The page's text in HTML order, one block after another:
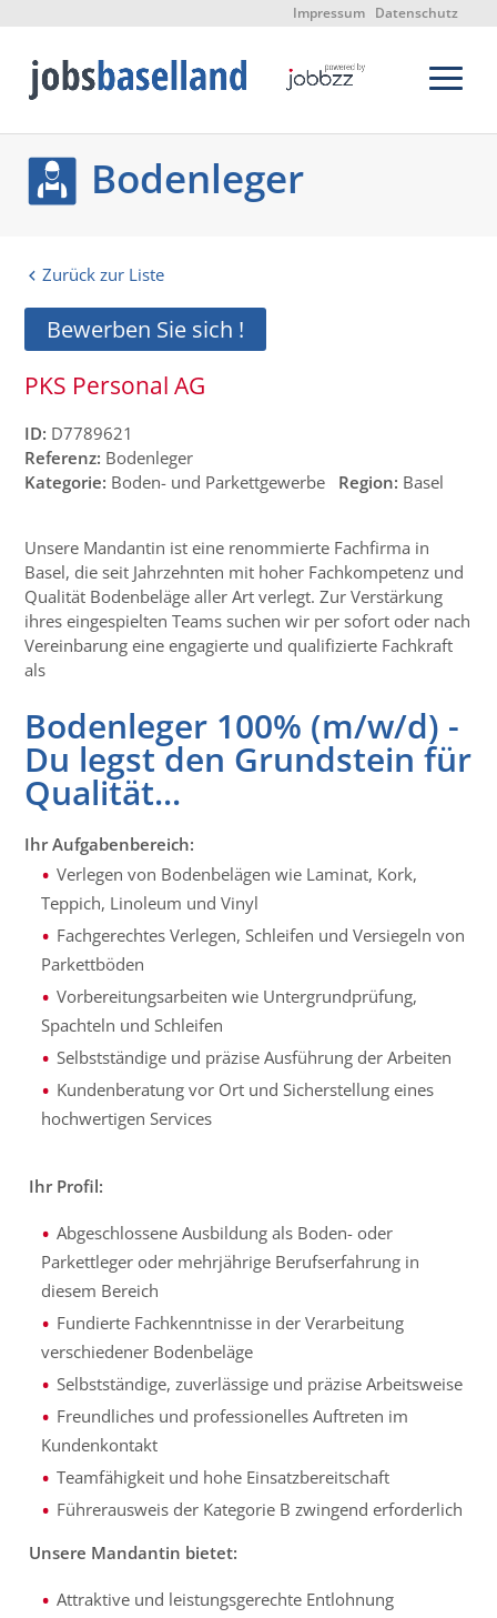
Impressum Datenschutz
Bodenleger
Zurück zur Liste
Bewerben Sie sich !
PKS Personal AG
ID: D7789621
Referenz: Bodenleger
Kategorie: Boden- und Parkettgewerbe Region: Basel
Unsere Mandantin ist eine renommierte Fachfirma in
Basel, die seit Jahrzehnten mit hoher Fachkompetenz und
Qualität Bodenbeläge aller Art verlegt. Zur Verstärkung
ihres eingespielten Teams suchen wir per sofort oder nach
Vereinbarung eine engagierte und qualifizierte Fachkraft
als
Bodenleger 100% (m/w/d) -
Du legst den Grundstein für
Qualität...
Ihr Aufgabenbereich:
Verlegen von Bodenbelägen wie Laminat, Kork,
Teppich, Linoleum und Vinyl
Fachgerechtes Verlegen, Schleifen und Versiegeln von
Parkettböden
Vorbereitungsarbeiten wie Untergrundprüfung,
Spachteln und Schleifen
Selbstständige und präzise Ausführung der Arbeiten
Kundenberatung vor Ort und Sicherstellung eines
hochwertigen Services
Ihr Profil:
Abgeschlossene Ausbildung als Boden- oder
Parkettleger oder mehrjährige Berufserfahrung in
diesem Bereich
Fundierte Fachkenntnisse in der Verarbeitung
verschiedener Bodenbeläge
Selbstständige, zuverlässige und präzise Arbeitsweise
Freundliches und professionelles Auftreten im
Kundenkontakt
Teamfähigkeit und hohe Einsatzbereitschaft
Führerausweis der Kategorie B zwingend erforderlich
Unsere Mandantin bietet:
Attraktive und leistungsgerechte Entlohnung